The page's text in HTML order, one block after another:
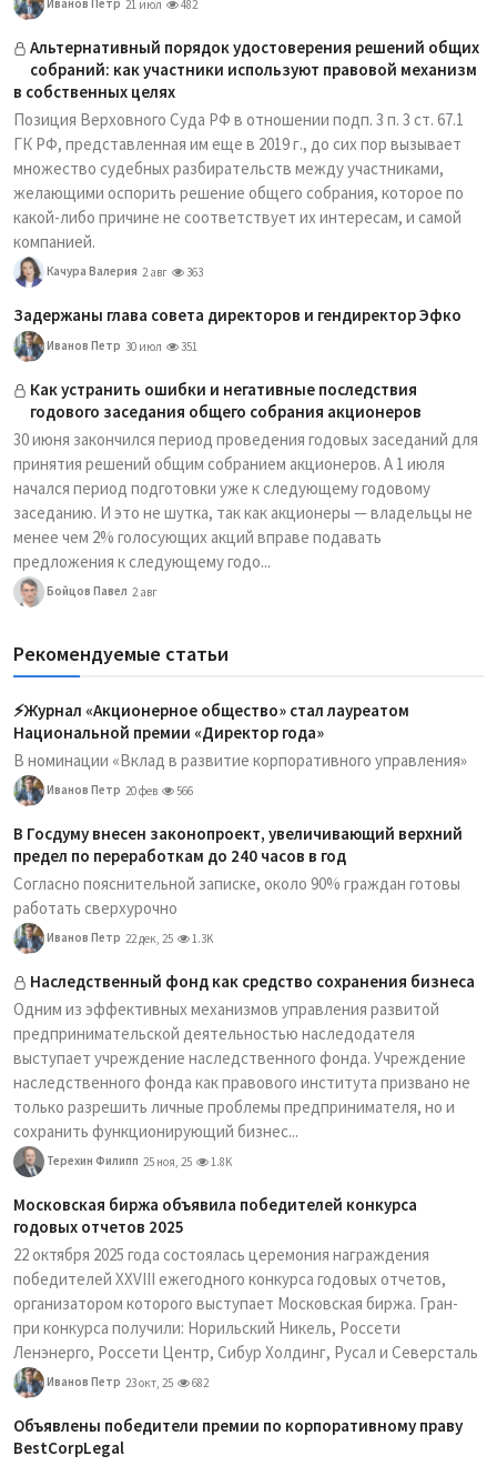
21 июл 482
Альтернативный порядок удостоверения решений общих
собраний: как участники используют правовой механизм
в собственных целях
Позиция Верховного Суда РФ в отношении подп. 3 п. 3 ст. 67.1
ГК РФ, представленная им еще в 2019 г., до сих пор вызывает
множество судебных разбирательств между участниками,
желающими оспорить решение общего собрания, которое по
какой-либо причине не соответствует их интересам, и самой
компанией.
Качура Валерия 2 авг 363
Задержаны глава совета директоров и гендиректор Эфко
Иванов Петр 30 июл 351
Как устранить ошибки и негативные последствия
годового заседания общего собрания акционеров
30 июня закончился период проведения годовых заседаний для
принятия решений общим собранием акционеров. А 1 июля
начался период подготовки уже к следующему годовому
заседанию. И это не шутка, так как акционеры — владельцы не
менее чем 2% голосующих акций вправе подавать
предложения к следующему годо...
Бойцов Павел 2 авг
Рекомендуемые статьи
⚡️Журнал «Акционерное общество» стал лауреатом
Национальной премии «Директор года»
В номинации «Вклад в развитие корпоративного управления»
Иванов Петр 20 фев 566
В Госдуму внесен законопроект, увеличивающий верхний
предел по переработкам до 240 часов в год
Согласно пояснительной записке, около 90% граждан готовы
работать сверхурочно
Иванов Петр 22 дек, 25 1.3K
Наследственный фонд как средство сохранения бизнеса
Одним из эффективных механизмов управления развитой
предпринимательской деятельностью наследодателя
выступает учреждение наследственного фонда. Учреждение
наследственного фонда как правового института призвано не
только разрешить личные проблемы предпринимателя, но и
сохранить функционирующий бизнес...
Терехин Филипп 25 ноя, 25 1.8K
Московская биржа объявила победителей конкурса
годовых отчетов 2025
22 октября 2025 года состоялась церемония награждения
победителей XXVIII ежегодного конкурса годовых отчетов,
организатором которого выступает Московская биржа. Гран-
при конкурса получили: Норильский Никель, Россети
Ленэнерго, Россети Центр, Сибур Холдинг, Русал и Северсталь
Иванов Петр 23 окт, 25 682
Объявлены победители премии по корпоративному праву
BestCorpLegal